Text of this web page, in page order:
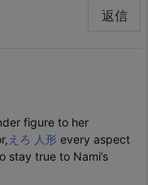
返信
figure to her
えろ 人形 every aspect
stay true to Nami’s